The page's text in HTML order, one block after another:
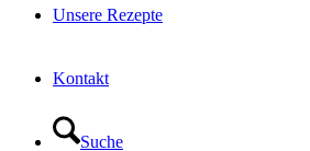
Unsere Rezepte
Kontakt
Suche